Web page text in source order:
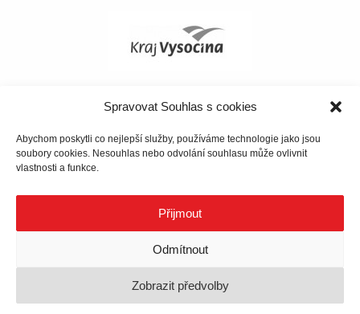
Spravovat Souhlas s cookies
Abychom poskytli co nejlepší služby, používáme technologie jako jsou
soubory cookies. Nesouhlas nebo odvolání souhlasu může ovlivnit
vlastnosti a funkce.
Přijmout
Odmítnout
Zobrazit předvolby